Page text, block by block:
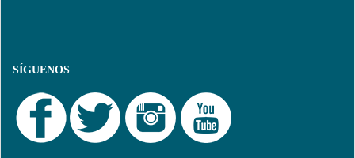
SÍGUENOS